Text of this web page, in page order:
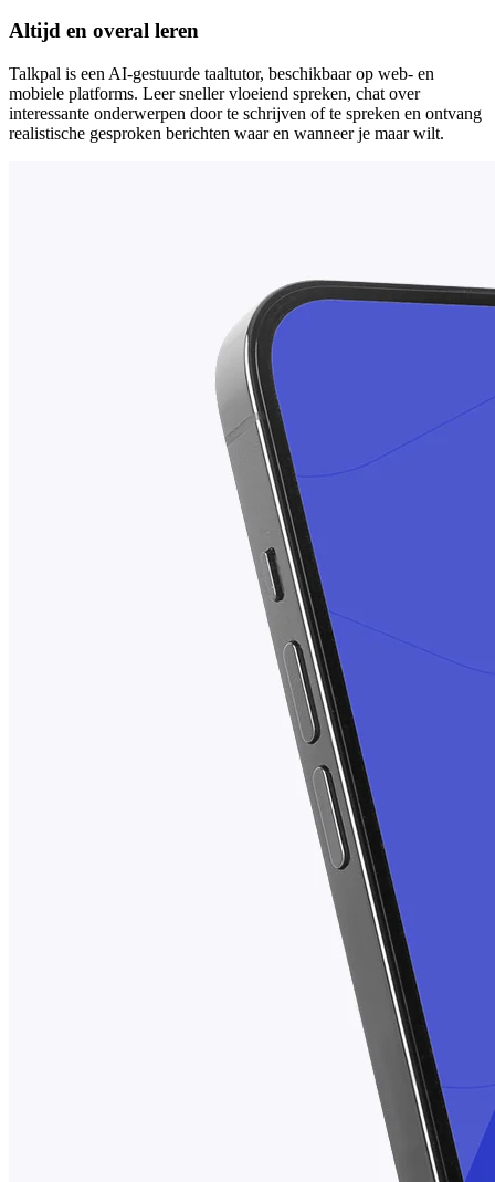
Altijd en overal leren
Talkpal is een AI-gestuurde taaltutor, beschikbaar op web- en
mobiele platforms. Leer sneller vloeiend spreken, chat over
interessante onderwerpen door te schrijven of te spreken en ontvang
realistische gesproken berichten waar en wanneer je maar wilt.